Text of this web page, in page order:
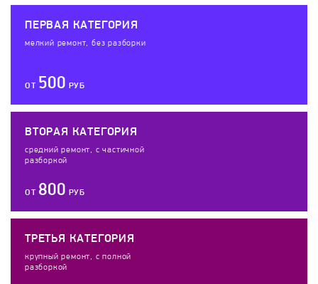
ПЕРВАЯ КАТЕГОРИЯ
мелкий ремонт, без разборки
ОТ 500 РУБ
ВТОРАЯ КАТЕГОРИЯ
средний ремонт, с частичной
разборкой
ОТ 800 РУБ
ТРЕТЬЯ КАТЕГОРИЯ
крупный ремонт, с полной
разборкой